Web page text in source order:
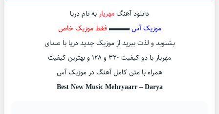
دانلود آهنگمهریار به نام دریا
موزیک آس▬▬▬ فقط موزیک خاص
بشنوید و لذت ببرید از موزیک جدید دریا با صدای
مهریار با دو کیفیت ۳۲۰ و ۱۲۸ و بهترین کیفیت
همراه با متن کامل آهنگ در موزیک آس
Best New Music Mehryaarr – Darya